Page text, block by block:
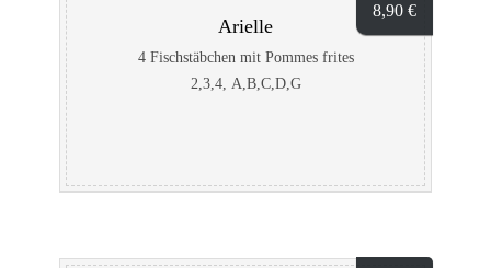
8,90 €
Arielle
4 Fischstäbchen mit Pommes frites
2,3,4, A,B,C,D,G